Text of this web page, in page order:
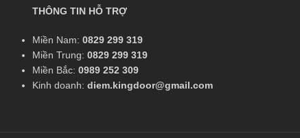
THÔNG TIN HỖ TRỢ
Miền Nam: 0829 299 319
Miền Trung: 0829 299 319
Miền Bắc: 0989 252 309
Kinh doanh: diem.kingdoor@gmail.com